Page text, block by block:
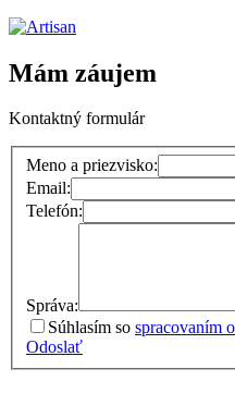
Mám záujem
Kontaktný formulár
Meno a priezvisko:
Email:
Telefón:
Správa:
Súhlasím so spracovaním
Odoslať